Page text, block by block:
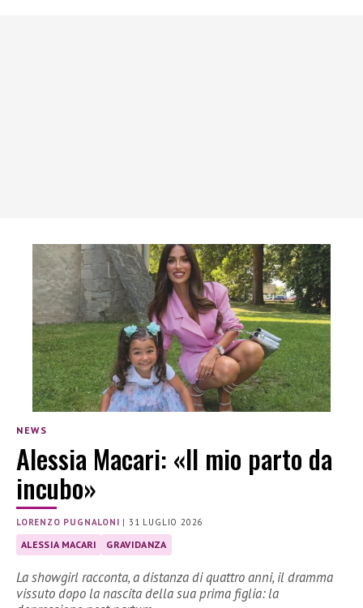
NEWS
Alessia Macari: «Il mio parto da
incubo»
LORENZO PUGNALONI |31 LUGLIO 2026
ALESSIA MACARI GRAVIDANZA
La showgirl racconta, a distanza di quattro anni, il dramma
vissuto dopo la nascita della sua prima figlia: la